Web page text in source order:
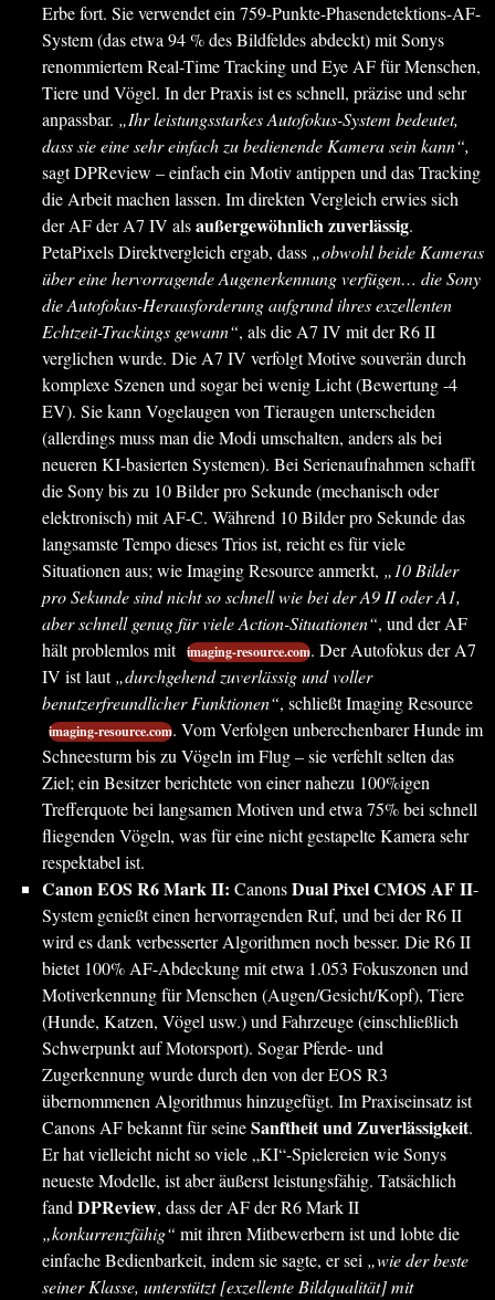
Erbe fort. Sie verwendet ein 759-Punkte-Phasendetektions-AF-
System (das etwa 94 % des Bildfeldes abdeckt) mit Sonys
renommiertem Real-Time Tracking und Eye AF für Menschen,
Tiere und Vögel. In der Praxis ist es schnell, präzise und sehr
anpassbar. „Ihr leistungsstarkes Autofokus-System bedeutet,
dass sie eine sehr einfach zu bedienende Kamera sein kann“,
sagt DPReview – einfach ein Motiv antippen und das Tracking
die Arbeit machen lassen. Im direkten Vergleich erwies sich
der AF der A7 IV alsaußergewöhnlich zuverlässig.
PetaPixels Direktvergleich ergab, dass „obwohl beide Kameras
über eine hervorragende Augenerkennung verfügen… die Sony
die Autofokus-Herausforderung aufgrund ihres exzellenten
Echtzeit-Trackings gewann“, als die A7 IV mit der R6 II
verglichen wurde. Die A7 IV verfolgt Motive souverän durch
komplexe Szenen und sogar bei wenig Licht (Bewertung -4
EV). Sie kann Vogelaugen von Tieraugen unterscheiden
(allerdings muss man die Modi umschalten, anders als bei
neueren KI-basierten Systemen). Bei Serienaufnahmen schafft
die Sony bis zu 10 Bilder pro Sekunde (mechanisch oder
elektronisch) mit AF-C. Während 10 Bilder pro Sekunde das
langsamste Tempo dieses Trios ist, reicht es für viele
Situationen aus; wie Imaging Resource anmerkt, „10 Bilder
pro Sekunde sind nicht so schnell wie bei der A9 II oder A1,
aber schnell genug für viele Action-Situationen“, und der AF
hält problemlos mit imaging-resource.com. Der Autofokus der A7
IV ist laut„durchgehend zuverlässig und voller
benutzerfreundlicher Funktionen“, schließt Imaging Resource
imaging-resource.com. Vom Verfolgen unberechenbarer Hunde im
Schneesturm bis zu Vögeln im Flug – sie verfehlt selten das
Ziel; ein Besitzer berichtete von einer nahezu 100%igen
Trefferquote bei langsamen Motiven und etwa 75% bei schnell
fliegenden Vögeln, was für eine nicht gestapelte Kamera sehr
respektabel ist.
Canon EOS R6 Mark II: CanonsDual Pixel CMOS AF II-
System genießt einen hervorragenden Ruf, und bei der R6 II
wird es dank verbesserter Algorithmen noch besser. Die R6 II
bietet 100% AF-Abdeckung mit etwa 1.053 Fokuszonen und
Motiverkennung für Menschen (Augen/Gesicht/Kopf), Tiere
(Hunde, Katzen, Vögel usw.) und Fahrzeuge (einschließlich
Schwerpunkt auf Motorsport). Sogar Pferde- und
Zugerkennung wurde durch den von der EOS R3
übernommenen Algorithmus hinzugefügt. Im Praxiseinsatz ist
Canons AF bekannt für seineSanftheit und Zuverlässigkeit.
Er hat vielleicht nicht so viele „KI“-Spielereien wie Sonys
neueste Modelle, ist aber äußerst leistungsfähig. Tatsächlich
fandDPReview, dass der AF der R6 Mark II
„konkurrenzfähig“ mit ihren Mitbewerbern ist und lobte die
einfache Bedienbarkeit, indem sie sagte, er sei „wie der beste
seiner Klasse, unterstützt [exzellente Bildqualität] mit